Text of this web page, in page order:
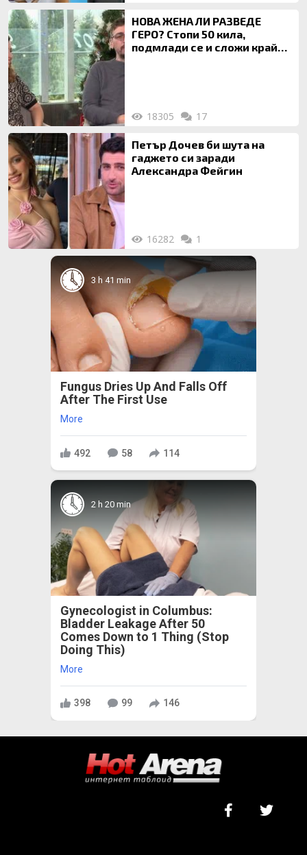
НОВА ЖЕНА ЛИ РАЗВЕДЕ
ГЕРО? Стопи 50 кила,
подмлади се и сложи край
18305 17
Петър Дочев би шута на
гаджето си заради
Александра Фейгин
16282 1
3 h 41 min
Fungus Dries Up And Falls Off
After The First Use
More
492 58 114
2 h 20 min
Gynecologist in Columbus:
Bladder Leakage After 50
Comes Down to 1 Thing (Stop
Doing This)
More
398 99 146